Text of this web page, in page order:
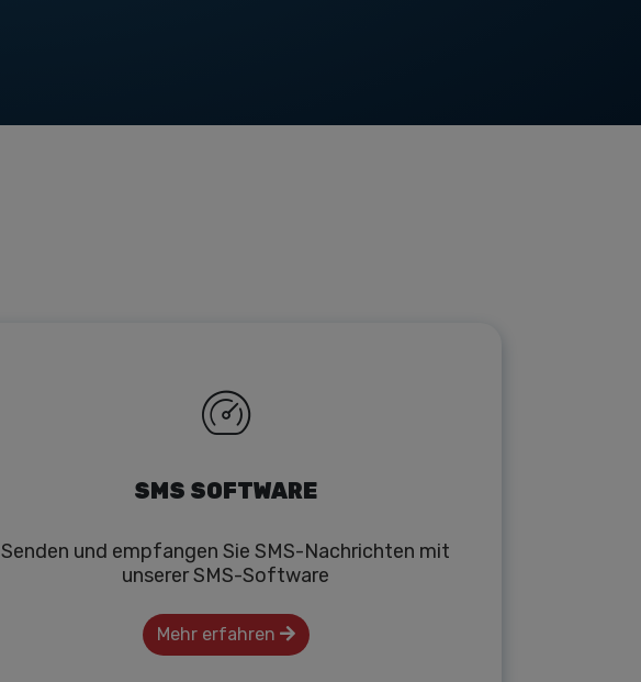
SMS SOFTWARE
Senden und empfangen Sie SMS-Nachrichten mit
unserer SMS-Software
Mehr erfahren